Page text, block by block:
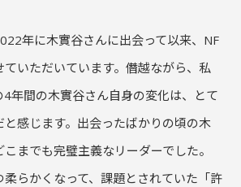
年に木實谷さんに出会って以来、NF
ていただいています。僭越ながら、私
4年間の木實谷さん自身の変化は、とて
と感じます。出会ったばかりの頃の木
までも完璧主義なリーダーでした。
柔らかくなって、課題とされていた「許